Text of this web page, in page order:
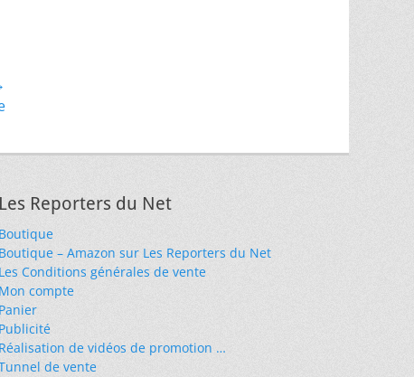
Les Reporters du Net
Boutique
Boutique – Amazon sur Les Reporters du Net
Les Conditions générales de vente
Mon compte
Panier
Publicité
Réalisation de vidéos de promotion …
de vente